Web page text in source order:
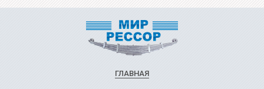
ГЛАВНАЯ